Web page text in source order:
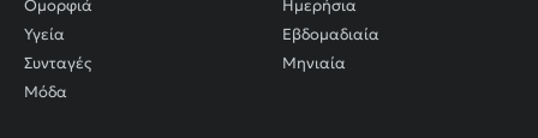
Ομορφιά
Υγεία
Συνταγές
Μόδα
Ημερήσια
Εβδομαδιαία
Μηνιαία